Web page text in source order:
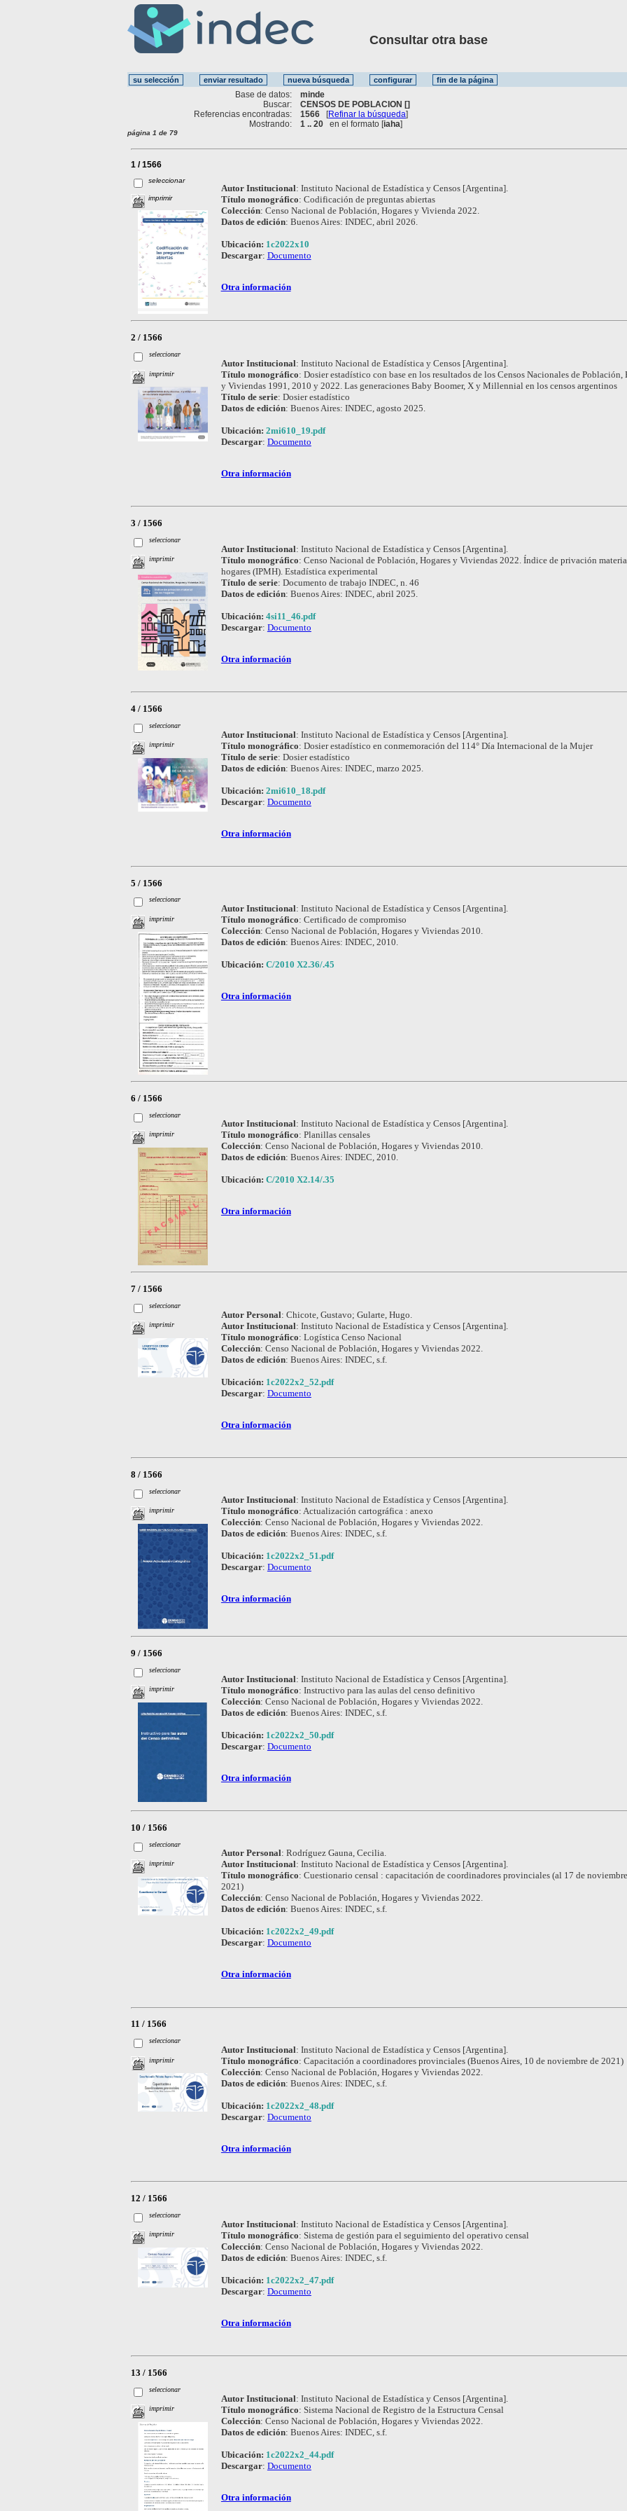
Consultar otra base
Base de datos:
minde
Buscar:
CENSOS DE POBLACION []
Referencias encontradas:
1566 [Refinar la búsqueda]
Mostrando:
1 .. 20 en el formato [iaha]
página 1 de 79
1 / 1566
seleccionar
imprimir
Autor Institucional: Instituto Nacional de Estadística y Censos [Argentina].
Título monográfico: Codificación de preguntas abiertas
Colección: Censo Nacional de Población, Hogares y Vivienda 2022.
Datos de edición: Buenos Aires: INDEC, abril 2026.
Ubicación: 1c2022x10
Descargar: Documento
Otra información
2 / 1566
seleccionar
imprimir
Autor Institucional: Instituto Nacional de Estadística y Censos [Argentina].
Título monográfico: Dosier estadístico con base en los resultados de los Censos Nacionales de Población,
y Viviendas 1991, 2010 y 2022. Las generaciones Baby Boomer, X y Millennial en los censos argentinos
Título de serie: Dosier estadístico
Datos de edición: Buenos Aires: INDEC, agosto 2025.
Ubicación: 2mi610_19.pdf
Descargar: Documento
Otra información
3 / 1566
seleccionar
imprimir
Autor Institucional: Instituto Nacional de Estadística y Censos [Argentina].
Título monográfico: Censo Nacional de Población, Hogares y Viviendas 2022. Índice de privación
hogares (IPMH). Estadística experimental
Título de serie: Documento de trabajo INDEC, n. 46
Datos de edición: Buenos Aires: INDEC, abril 2025.
Ubicación: 4si11_46.pdf
Descargar: Documento
Otra información
4 / 1566
seleccionar
imprimir
Autor Institucional: Instituto Nacional de Estadística y Censos [Argentina].
Título monográfico: Dosier estadístico en conmemoración del 114° Día Internacional de la Mujer
Título de serie: Dosier estadístico
Datos de edición: Buenos Aires: INDEC, marzo 2025.
Ubicación: 2mi610_18.pdf
Descargar: Documento
Otra información
5 / 1566
seleccionar
imprimir
Autor Institucional: Instituto Nacional de Estadística y Censos [Argentina].
Título monográfico: Certificado de compromiso
Colección: Censo Nacional de Población, Hogares y Viviendas 2010.
Datos de edición: Buenos Aires: INDEC, 2010.
Ubicación: C/2010 X2.36/.45
Otra información
6 / 1566
seleccionar
imprimir
Autor Institucional: Instituto Nacional de Estadística y Censos [Argentina].
Título monográfico: Planillas censales
Colección: Censo Nacional de Población, Hogares y Viviendas 2010.
Datos de edición: Buenos Aires: INDEC, 2010.
Ubicación: C/2010 X2.14/.35
Otra información
7 / 1566
seleccionar
imprimir
Autor Personal: Chicote, Gustavo; Gularte, Hugo.
Autor Institucional: Instituto Nacional de Estadística y Censos [Argentina].
Título monográfico: Logística Censo Nacional
Colección: Censo Nacional de Población, Hogares y Viviendas 2022.
Datos de edición: Buenos Aires: INDEC, s.f.
Ubicación: 1c2022x2_52.pdf
Descargar: Documento
Otra información
8 / 1566
seleccionar
imprimir
Autor Institucional: Instituto Nacional de Estadística y Censos [Argentina].
Título monográfico: Actualización cartográfica : anexo
Colección: Censo Nacional de Población, Hogares y Viviendas 2022.
Datos de edición: Buenos Aires: INDEC, s.f.
Ubicación: 1c2022x2_51.pdf
Descargar: Documento
Otra información
9 / 1566
seleccionar
imprimir
Autor Institucional: Instituto Nacional de Estadística y Censos [Argentina].
Título monográfico: Instructivo para las aulas del censo definitivo
Colección: Censo Nacional de Población, Hogares y Viviendas 2022.
Datos de edición: Buenos Aires: INDEC, s.f.
Ubicación: 1c2022x2_50.pdf
Descargar: Documento
Otra información
10 / 1566
seleccionar
imprimir
Autor Personal: Rodríguez Gauna, Cecilia.
Autor Institucional: Instituto Nacional de Estadística y Censos [Argentina].
Título monográfico: Cuestionario censal : capacitación de coordinadores provinciales (al 17 de
2021)
Colección: Censo Nacional de Población, Hogares y Viviendas 2022.
Datos de edición: Buenos Aires: INDEC, s.f.
Ubicación: 1c2022x2_49.pdf
Descargar: Documento
Otra información
11 / 1566
seleccionar
imprimir
Autor Institucional: Instituto Nacional de Estadística y Censos [Argentina].
Título monográfico: Capacitación a coordinadores provinciales (Buenos Aires, 10 de noviembre de 2021)
Colección: Censo Nacional de Población, Hogares y Viviendas 2022.
Datos de edición: Buenos Aires: INDEC, s.f.
Ubicación: 1c2022x2_48.pdf
Descargar: Documento
Otra información
12 / 1566
seleccionar
imprimir
Autor Institucional: Instituto Nacional de Estadística y Censos [Argentina].
Título monográfico: Sistema de gestión para el seguimiento del operativo censal
Colección: Censo Nacional de Población, Hogares y Viviendas 2022.
Datos de edición: Buenos Aires: INDEC, s.f.
Ubicación: 1c2022x2_47.pdf
Descargar: Documento
Otra información
13 / 1566
seleccionar
imprimir
Autor Institucional: Instituto Nacional de Estadística y Censos [Argentina].
Título monográfico: Sistema Nacional de Registro de la Estructura Censal
Colección: Censo Nacional de Población, Hogares y Viviendas 2022.
Datos de edición: Buenos Aires: INDEC, s.f.
Ubicación: 1c2022x2_44.pdf
Descargar: Documento
Otra información